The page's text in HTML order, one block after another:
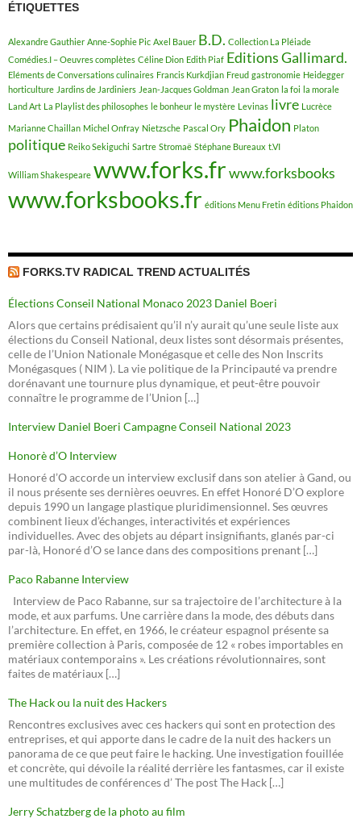
ÉTIQUETTES
Alexandre Gauthier Anne-Sophie Pic Axel Bauer B.D. Collection La Pléiade
Comédies.I – Oeuvres complètes Céline Dion Edith Piaf Editions Gallimard.
Eléments de Conversations culinaires Francis Kurkdjian Freud gastronomie Heidegger
horticulture Jardins de Jardiniers Jean-Jacques Goldman Jean Graton la foi la morale
Land Art La Playlist des philosophes le bonheur le mystère Levinas livre Lucrèce
Marianne Chaillan Michel Onfray Nietzsche Pascal Ory Phaidon Platon
politique Reiko Sekiguchi Sartre Stromaë Stéphane Bureaux t.VI
William Shakespeare www.forks.frwww.forksbooks
www.forksbooks.fr éditions Menu Fretin éditions Phaidon
FORKS.TV RADICAL TREND ACTUALITÉS
Élections Conseil National Monaco 2023 Daniel Boeri
Alors que certains prédisaient qu’il n’y aurait qu’une seule liste aux
élections du Conseil National, deux listes sont désormais présentes,
celle de l’Union Nationale Monégasque et celle des Non Inscrits
Monégasques ( NIM ). La vie politique de la Principauté va prendre
dorénavant une tournure plus dynamique, et peut-être pouvoir
connaître le programme de l’Union […]
Interview Daniel Boeri Campagne Conseil National 2023
Honorè d’O Interview
Honoré d’O accorde un interview exclusif dans son atelier à Gand, ou
il nous présente ses dernières oeuvres. En effet Honoré D’O explore
depuis 1990 un langage plastique pluridimensionnel. Ses œuvres
combinent lieux d’échanges, interactivités et expériences
individuelles. Avec des objets au départ insignifiants, glanés par-ci
par-là, Honoré d’O se lance dans des compositions prenant […]
Paco Rabanne Interview
Interview de Paco Rabanne, sur sa trajectoire de l’architecture à la
mode, et aux parfums. Une carrière dans la mode, des débuts dans
l’architecture. En effet, en 1966, le créateur espagnol présente sa
première collection à Paris, composée de 12 « robes importables en
matériaux contemporains ». Les créations révolutionnaires, sont
faites de matériaux […]
The Hack ou la nuit des Hackers
Rencontres exclusives avec ces hackers qui sont en protection des
entreprises, et qui apporte dans le cadre de la nuit des hackers un
panorama de ce que peut faire le hacking. Une investigation fouillée
et concrète, qui dévoile la réalité derrière les fantasmes, car il existe
une multitudes de conférences d’ The post The Hack […]
Jerry Schatzberg de la photo au film